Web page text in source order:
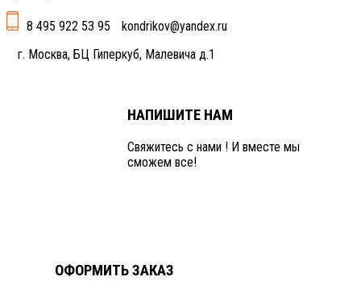
8 495 922 53 95
kondrikov@yandex.ru
г. Москва, БЦ Гиперкуб, Малевича д.1
НАПИШИТЕ НАМ
Свяжитесь с нами ! И вместе мы
сможем все!
ОФОРМИТЬ ЗАКАЗ